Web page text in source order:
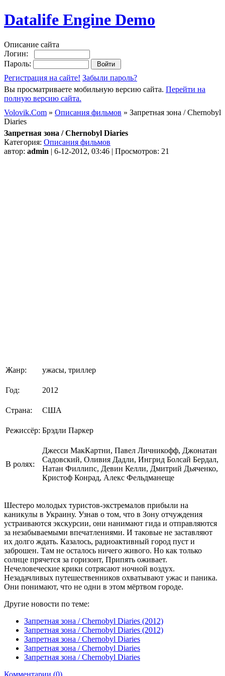
Datalife Engine Demo
Описание сайта
Логин:
Пароль:
Регистрация на сайте! Забыли пароль?
Вы просматриваете мобильную версию сайта. Перейти на
полную версию сайта.
Volovik.Com » Описания фильмов » Запретная зона / Chernobyl
Diaries
Запретная зона / Chernobyl Diaries
Категория: Описания фильмов
автор: admin | 6-12-2012, 03:46 | Просмотров: 21
Жанр: ужасы, триллер
Год: 2012
Страна: США
Режиссёр: Брэдли Паркер
В ролях:
Джесси МакКартни, Павел Личникофф, Джонатан
Садовский, Оливия Дадли, Ингрид Болсай Бердал,
Натан Филлипс, Девин Келли, Дмитрий Дьяченко,
Кристоф Конрад, Алекс Фельдманеще
Шестеро молодых туристов-экстремалов прибыли на
каникулы в Украину. Узнав о том, что в Зону отчуждения
устраиваются экскурсии, они нанимают гида и отправляются
за незабываемыми впечатлениями. И таковые не заставляют
их долго ждать. Казалось, радиоактивный город пуст и
заброшен. Там не осталось ничего живого. Но как только
солнце прячется за горизонт, Припять оживает.
Нечеловеческие крики сотрясают ночной воздух.
Незадачливых путешественников охватывают ужас и паника.
Они понимают, что не одни в этом мёртвом городе.
Другие новости по теме:
Запретная зона / Chernobyl Diaries (2012)
Зaпрeтнaя зoнa / Сhernobyl Diаriеs (2012)
Запретная зона / Chernobyl Diaries
Запретная зона / Chernobyl Diaries
Запретная зона / Chernobyl Diaries
Комментарии (0)